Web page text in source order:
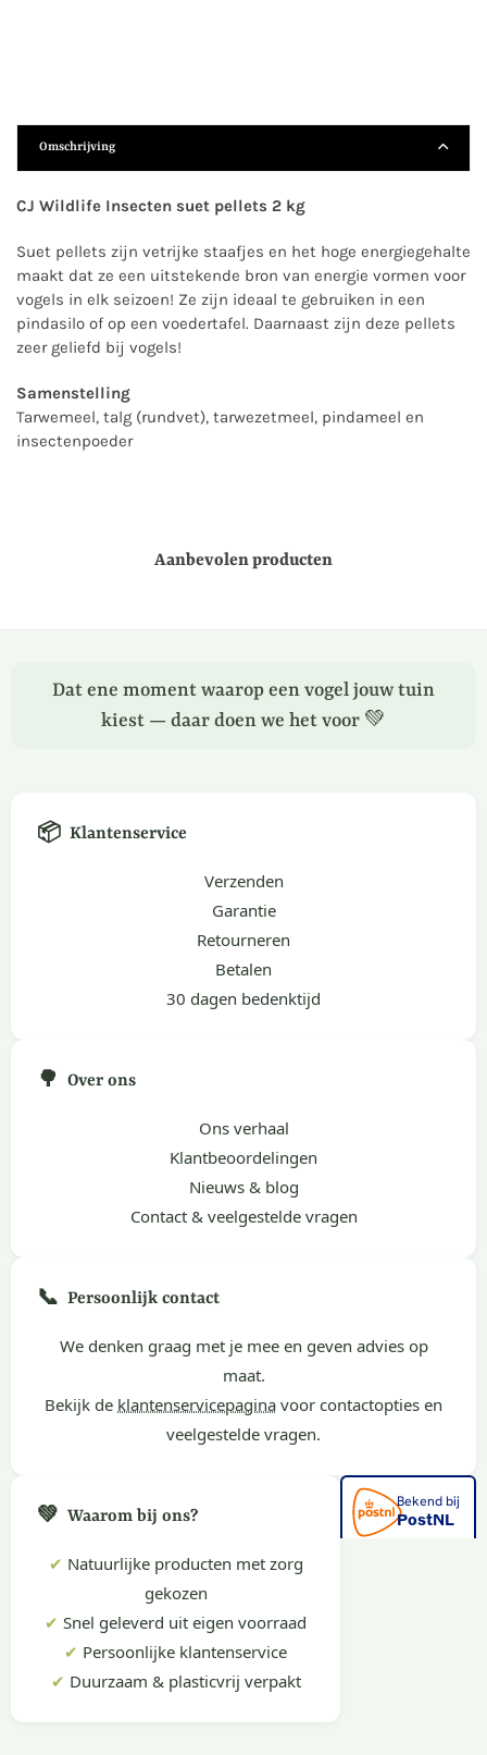
Omschrijving
CJ Wildlife Insecten suet pellets 2 kg
Suet pellets zijn vetrijke staafjes en het hoge energiegehalte
maakt dat ze een uitstekende bron van energie vormen voor
vogels in elk seizoen! Ze zijn ideaal te gebruiken in een
pindasilo of op een voedertafel. Daarnaast zijn deze pellets
zeer geliefd bij vogels!
Samenstelling
Tarwemeel, talg (rundvet), tarwezetmeel, pindameel en
insectenpoeder
Aanbevolen producten
Dat ene moment waarop een vogel jouw tuin
kiest — daar doen we het voor 💚
📦 Klantenservice
Verzenden
Garantie
Retourneren
Betalen
30 dagen bedenktijd
🌳 Over ons
Ons verhaal
Klantbeoordelingen
Nieuws & blog
Contact & veelgestelde vragen
📞 Persoonlijk contact
We denken graag met je mee en geven advies op
maat.
Bekijk de klantenservicepagina voor contactopties en
veelgestelde vragen.
💚 Waarom bij ons?
✔ Natuurlijke producten met zorg
gekozen
✔ Snel geleverd uit eigen voorraad
✔ Persoonlijke klantenservice
✔ Duurzaam & plasticvrij verpakt